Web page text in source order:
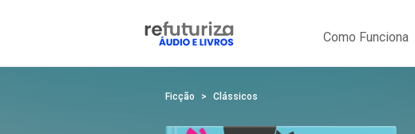
Como Funciona
Ficção Clássicos